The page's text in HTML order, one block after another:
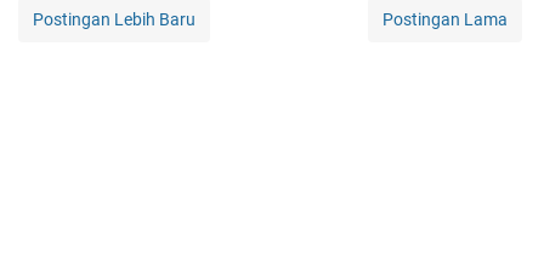
Postingan Lebih Baru Postingan Lama